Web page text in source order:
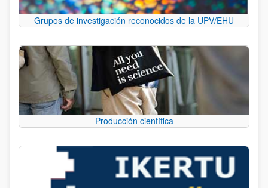
Grupos de investigación reconocidos de la UPV/EHU
Producción científica